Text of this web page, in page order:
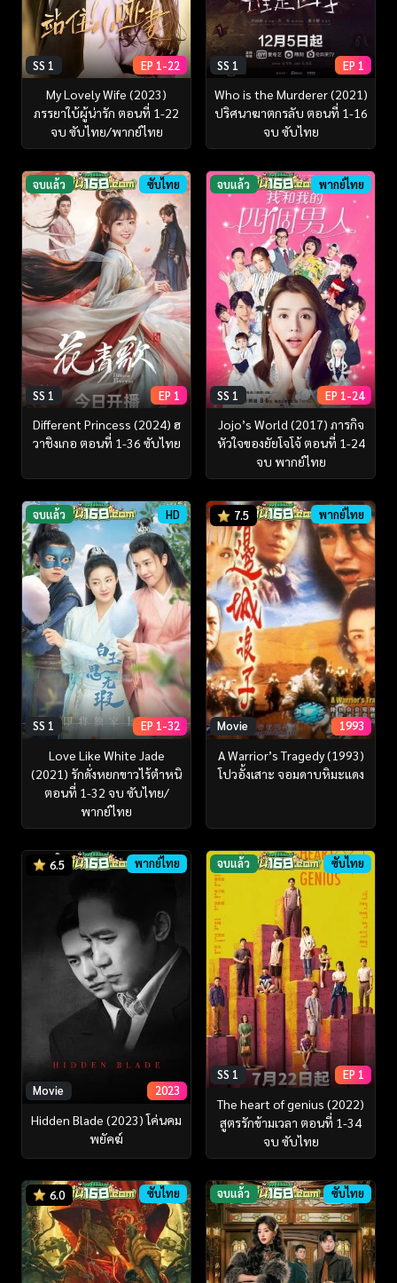
SS 1 EP 1-22
My Lovely Wife (2023)
ภรรยาใบ้ผู้น่ารัก ตอนที่ 1-22
จบ ซับไทย/พากย์ไทย
SS 1 EP 1
Who is the Murderer (2021)
ปริศนาฆาตกรลับ ตอนที่ 1-16
จบ ซับไทย
จบแล้ว ซับไทย
SS 1 EP 1
Different Princess (2024) ฮ
วาชิงเกอ ตอนที่ 1-36 ซับไทย
จบแล้ว พากย์ไทย
SS 1 EP 1-24
Jojo’s World (2017) ภารกิจ
หัวใจของยัยโจโจ้ ตอนที่ 1-24
จบ พากย์ไทย
จบแล้ว HD
SS 1 EP 1-32
Love Like White Jade
(2021) รักดั่งหยกขาวไร้ตำหนิ
ตอนที่ 1-32 จบ ซับไทย/
พากย์ไทย
7.5 พากย์ไทย
Movie 1993
A Warrior’s Tragedy (1993)
โปวอั้งเสาะ จอมดาบหิมะแดง
6.5 พากย์ไทย
Movie 2023
Hidden Blade (2023) โค่นคม
พยัคฆ์
จบแล้ว ซับไทย
SS 1 EP 1
The heart of genius (2022)
สูตรรักข้ามเวลา ตอนที่ 1-34
จบ ซับไทย
6.0 ซับไทย จบแล้ว ซับไทย